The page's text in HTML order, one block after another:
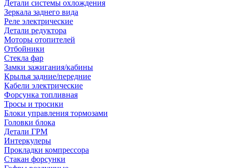
Детали системы охлождения
Зеркала заднего вида
Реле электрические
Детали редуктора
Моторы отопителей
Отбойники
Стекла фар
Замки зажигания/кабины
Крылья задние/передние
Кабели электрические
Форсунка топливная
Тросы и тросики
Блоки управления тормозами
Головки блока
Детали ГРМ
Интеркулеры
Прокладки компрессора
Стакан форсунки